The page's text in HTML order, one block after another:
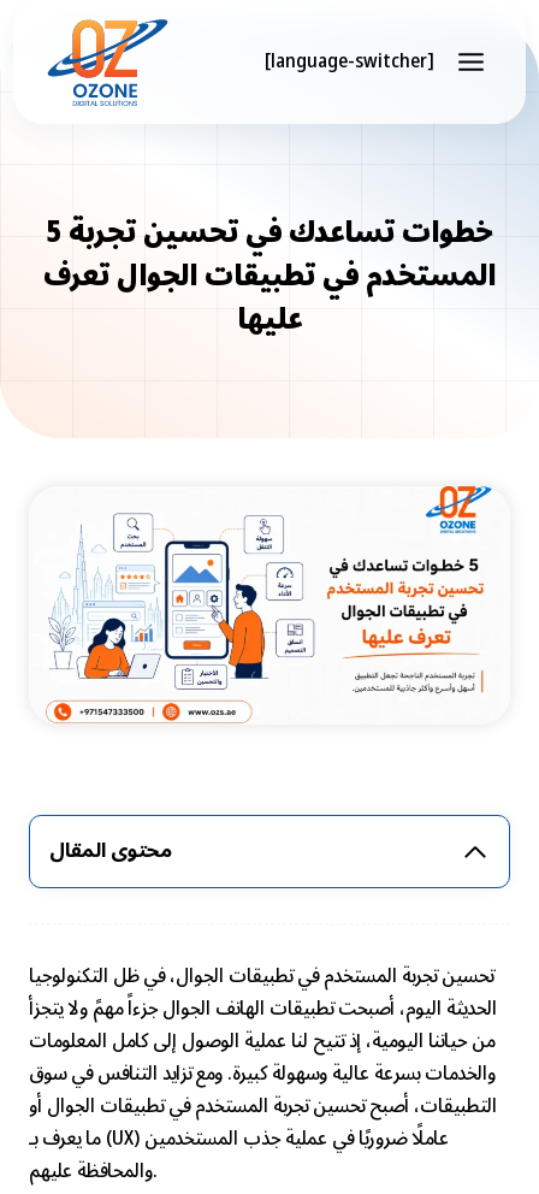
content [language-switcher]
5 خطوات تساعدك في تحسين تجربة
المستخدم في تطبيقات الجوال تعرف
عليها
محتوى المقال
تحسين تجربة المستخدم في تطبيقات الجوال، في ظل التكنولوجيا
الحديثة اليوم، أصبحت تطبيقات الهاتف الجوال جزءاً مهمً ولا يتجزأ
من حياتنا اليومية، إذ تتيح لنا عملية الوصول إلى كامل المعلومات
والخدمات بسرعة عالية وسهولة كبيرة. ومع تزايد التنافس في سوق
التطبيقات، أصبح تحسين تجربة المستخدم في تطبيقات الجوال أو
ما يعرف بـ (UX) عاملًا ضروريًا في عملية جذب المستخدمين
والمحافظة عليهم.